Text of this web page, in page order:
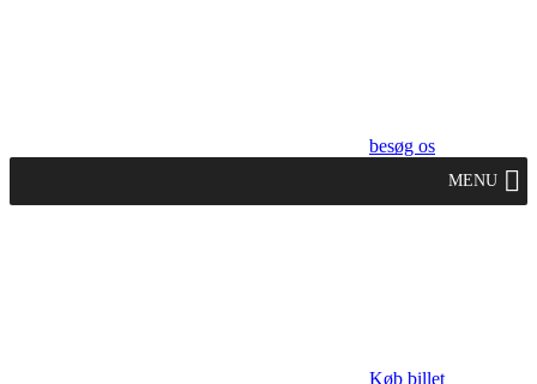
besøg os
MENU
Køb billet